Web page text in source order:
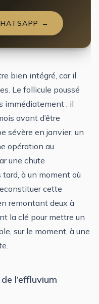
→
bien intégré, car il
Le follicule poussé
immédiatement : il
avant d’être
sévère en janvier, un
opération au
une chute
à un moment où
cette
remontant deux à
la clé pour mettre un
sur le moment, à une
l’effluvium